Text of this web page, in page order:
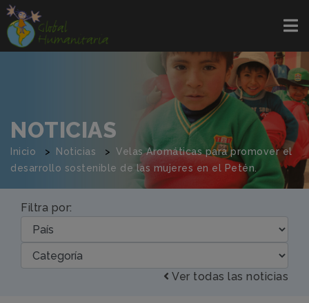
NOTICIAS
Inicio Noticias
Velas Aromáticas para promover el
desarrollo sostenible de las mujeres en el Petén.
Filtra por:
Ver todas las noticias